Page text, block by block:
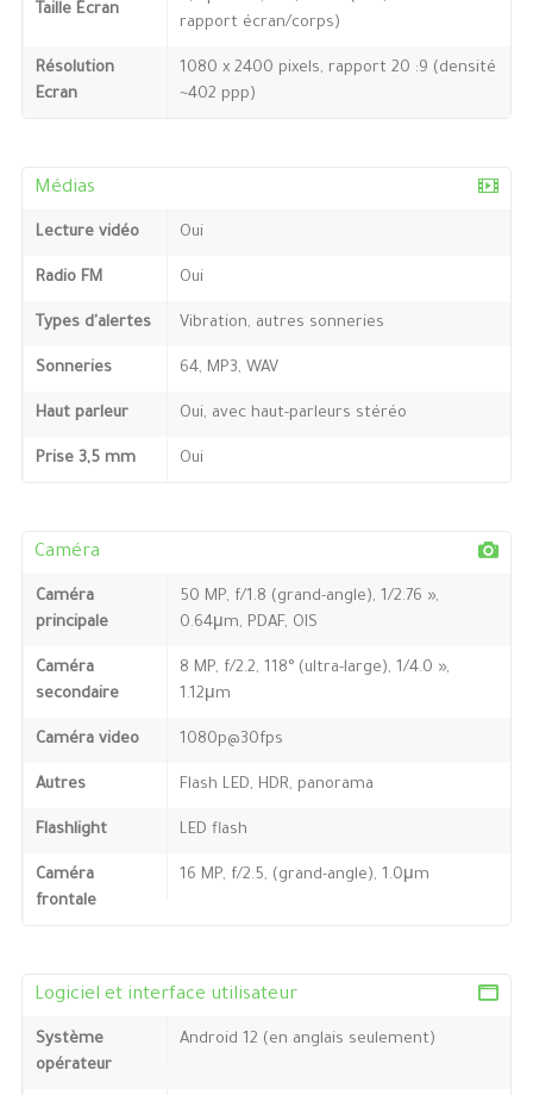
Taille Écran
rapport écran/corps)
Résolution
Ecran
1080 x 2400 pixels, rapport 20 :9 (densité
~402 ppp)
Médias
Lecture vidéo Oui
Radio FM Oui
Types d'alertes Vibration, autres sonneries
Sonneries 64, MP3, WAV
Haut parleur Oui, avec haut-parleurs stéréo
Prise 3,5 mm Oui
Caméra
Caméra
principale
50 MP, f/1.8 (grand-angle), 1/2.76 »,
0.64μm, PDAF, OIS
Caméra
secondaire
8 MP, f/2.2, 118° (ultra-large), 1/4.0 »,
1.12μm
Caméra video 1080p@30fps
Autres Flash LED, HDR, panorama
Flashlight LED flash
Caméra
frontale
16 MP, f/2.5, (grand-angle), 1.0μm
Logiciel et interface utilisateur
Système
opérateur
Android 12 (en anglais seulement)